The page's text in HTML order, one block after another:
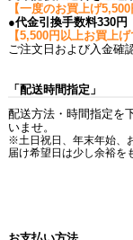
【一度のお買上げ
●代金引換手数料330円
【5,500円以上お買上
ご注文日および入金確
「配送時間指定」
配送方法・時間指定を
いませ。
※土日祝日、年末年始、
届け希望日は少し余裕を